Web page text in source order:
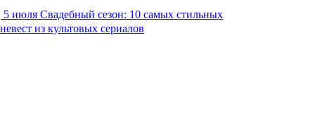
5 июля Свадебный сезон: 10 самых стильных
невест из культовых сериалов